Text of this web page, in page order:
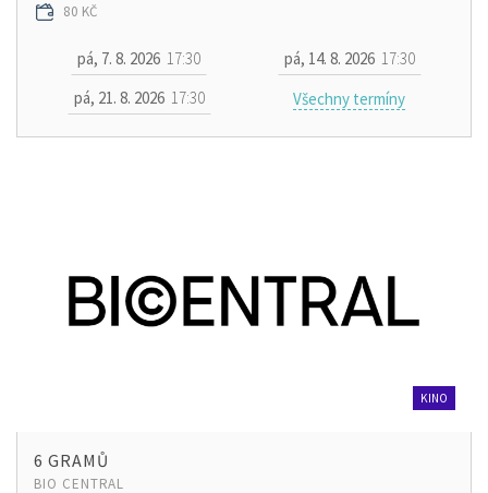
80 KČ
pá, 7. 8. 2026 17:30 pá, 14. 8. 2026 17:30
pá, 21. 8. 2026 17:30 Všechny termíny
KINO
6 GRAMŮ
BIO CENTRAL